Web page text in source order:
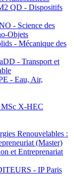
QD - Dispositifs
- Science des
Objets
- Mécanique des
- Transport et
- Eau, Air,
MSc X-HEC
Renouvelables :
(Master)
et Entreprenariat
- IP Paris